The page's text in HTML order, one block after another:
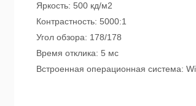
Яркость: 500 кд/м2
Контрастность: 5000:1
Угол обзора: 178/178
Время отклика: 5 мс
Встроенная операционная система: